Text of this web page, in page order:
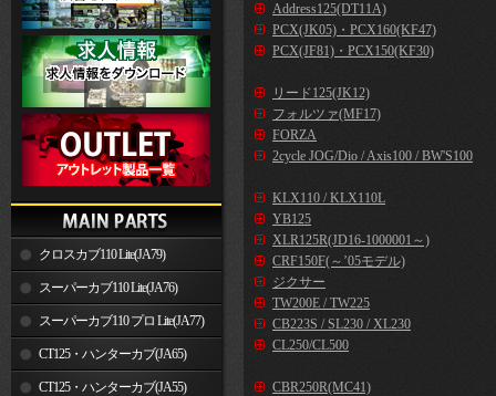
クロスカブ110 Lite(JA79)
スーパーカブ110 Lite(JA76)
スーパーカブ110 プロ Lite(JA77)
CT125・ハンターカブ(JA65)
CT125・ハンターカブ(JA55)
Address125(DT11A)
PCX(JK05)・PCX160(KF47)
PCX(JF81)・PCX150(KF30)
リード125(JK12)
フォルツァ(MF17)
FORZA
2cycle JOG/Dio / Axis100 / BW'S100
KLX110 / KLX110L
YB125
XLR125R(JD16-1000001～)
CRF150F(～’05モデル)
ジクサー
TW200E / TW225
CB223S / SL230 / XL230
CL250/CL500
CBR250R(MC41)